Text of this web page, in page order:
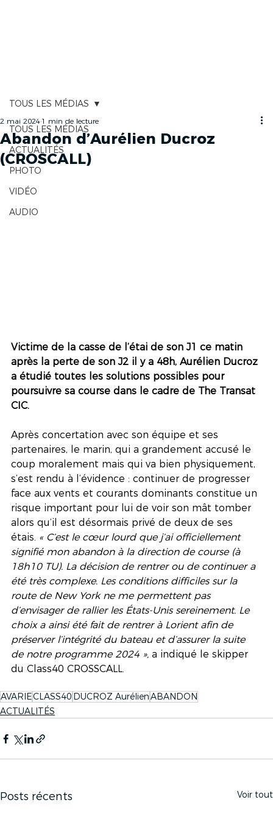
TOUS LES MÉDIAS
ACTUALITÉS
PHOTO
VIDÉO
AUDIO
TOUS LES MÉDIAS
Abandon d’Aurélien Ducroz
(CROSCALL)
2 mai 2024 1 min de lecture
Victime de la casse de l’étai de son J1 ce matin
après la perte de son J2 il y a 48h, Aurélien Ducroz
a étudié toutes les solutions possibles pour
poursuivre sa course dans le cadre de The Transat
CIC.
Après concertation avec son équipe et ses
partenaires, le marin, qui a grandement accusé le
coup moralement mais qui va bien physiquement,
s’est rendu à l’évidence : continuer de progresser
face aux vents et courants dominants constitue un
risque important pour lui de voir son mât tomber
alors qu’il est désormais privé de deux de ses
étais. « C’est le cœur lourd que j’ai officiellement
signifié mon abandon à la direction de course (à
18h10 TU). La décision de rentrer ou de continuer a
été très complexe. Les conditions difficiles sur la
route de New York ne me permettent pas
d’envisager de rallier les États-Unis sereinement. Le
choix a ainsi été fait de rentrer à Lorient afin de
préserver l’intégrité du bateau et d’assurer la suite
de notre programme 2024 », a indiqué le skipper
du Class40 CROSSCALL.
AVARIECLASS40 DUCROZ AurélienABANDON
ACTUALITÉS
Posts récents Voir tout